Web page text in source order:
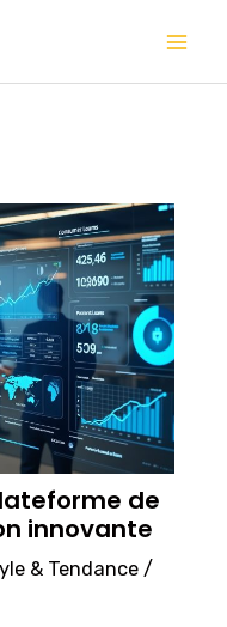
de
innovante
& Tendance/